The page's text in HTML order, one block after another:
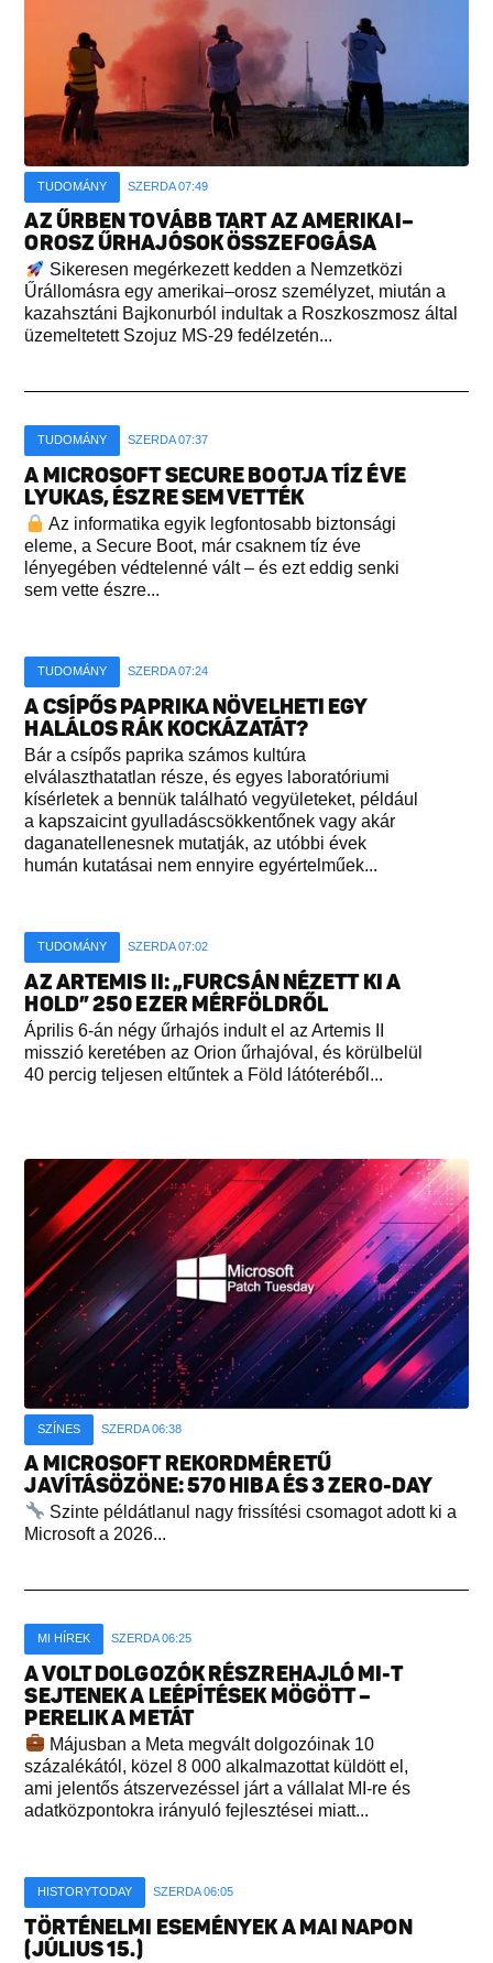
TUDOMÁNY SZERDA 07:49
AZ ŰRBEN TOVÁBB TART AZ AMERIKAI–
OROSZ ŰRHAJÓSOK ÖSSZEFOGÁSA
Sikeresen megérkezett kedden a Nemzetközi
Űrállomásra egy amerikai–orosz személyzet, miután a
kazahsztáni Bajkonurból indultak a Roszkoszmosz által
üzemeltetett Szojuz MS-29 fedélzetén...
TUDOMÁNY SZERDA 07:37
A MICROSOFT SECURE BOOTJA TÍZ ÉVE
LYUKAS, ÉSZRE SEM VETTÉK
Az informatika egyik legfontosabb biztonsági
eleme, a Secure Boot, már csaknem tíz éve
lényegében védtelenné vált – és ezt eddig senki
sem vette észre...
TUDOMÁNY SZERDA 07:24
A CSÍPŐS PAPRIKA NÖVELHETI EGY
HALÁLOS RÁK KOCKÁZATÁT?
Bár a csípős paprika számos kultúra
elválaszthatatlan része, és egyes laboratóriumi
kísérletek a bennük található vegyületeket, például
a kapszaicint gyulladáscsökkentőnek vagy akár
daganatellenesnek mutatják, az utóbbi évek
humán kutatásai nem ennyire egyértelműek...
TUDOMÁNY SZERDA 07:02
AZ ARTEMIS II: „FURCSÁN NÉZETT KI A
HOLD” 250 EZER MÉRFÖLDRŐL
Április 6-án négy űrhajós indult el az Artemis II
misszió keretében az Orion űrhajóval, és körülbelül
40 percig teljesen eltűntek a Föld látóteréből...
SZÍNES SZERDA 06:38
A MICROSOFT REKORDMÉRETŰ
JAVÍTÁSÖZÖNE: 570 HIBA ÉS 3 ZERO-DAY
Szinte példátlanul nagy frissítési csomagot adott ki a
Microsoft a 2026...
MI HÍREK SZERDA 06:25
A VOLT DOLGOZÓK RÉSZREHAJLÓ MI-T
SEJTENEK A LEÉPÍTÉSEK MÖGÖTT –
PERELIK A METÁT
Májusban a Meta megvált dolgozóinak 10
százalékától, közel 8 000 alkalmazottat küldött el,
ami jelentős átszervezéssel járt a vállalat MI-re és
adatközpontokra irányuló fejlesztései miatt...
HISTORYTODAY SZERDA 06:05
TÖRTÉNELMI ESEMÉNYEK A MAI NAPON
(JÚLIUS 15.)